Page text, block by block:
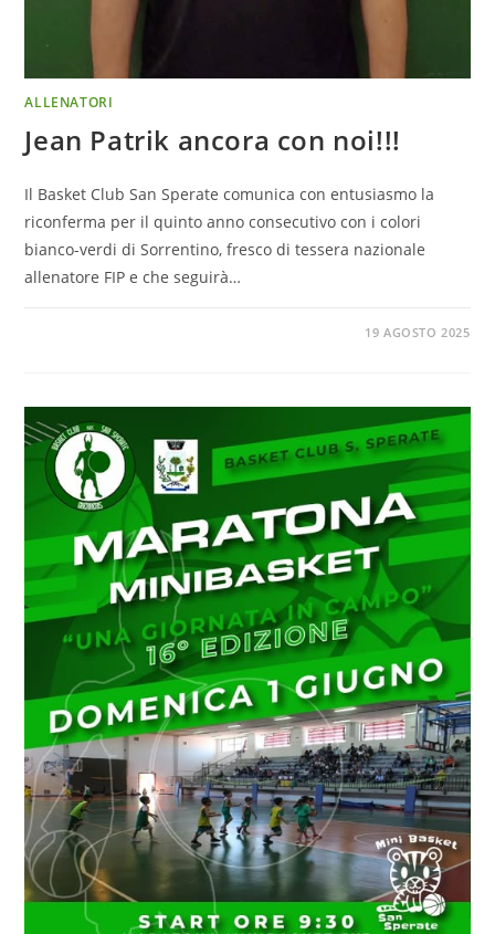
ALLENATORI
Jean Patrik ancora con noi!!!
Il Basket Club San Sperate comunica con entusiasmo la
riconferma per il quinto anno consecutivo con i colori
bianco-verdi di Sorrentino, fresco di tessera nazionale
allenatore FIP e che seguirà…
19 AGOSTO 2025